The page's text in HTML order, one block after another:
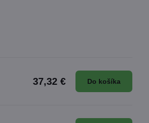
37,32 € Do košíka